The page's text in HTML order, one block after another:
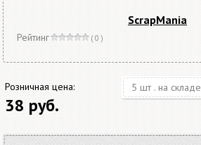
ScrapMania
Рейтинг ( 0 )
Розничная цена:
38 руб.
5 шт . на складе